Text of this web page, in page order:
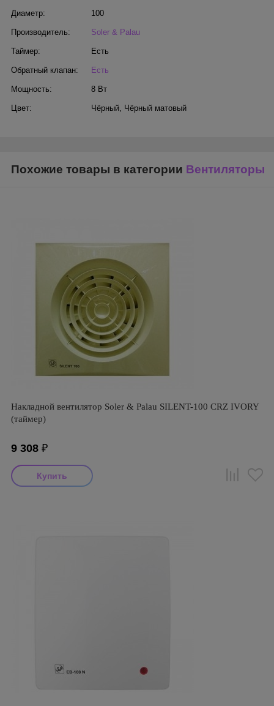
Диаметр: 100
Производитель: Soler & Palau
Таймер: Есть
Обратный клапан: Есть
Мощность: 8 Вт
Цвет: Чёрный, Чёрный матовый
Похожие товары в категории Вентиляторы
Накладной вентилятор Soler & Palau SILENT-100 CRZ IVORY
(таймер)
9 308 ₽